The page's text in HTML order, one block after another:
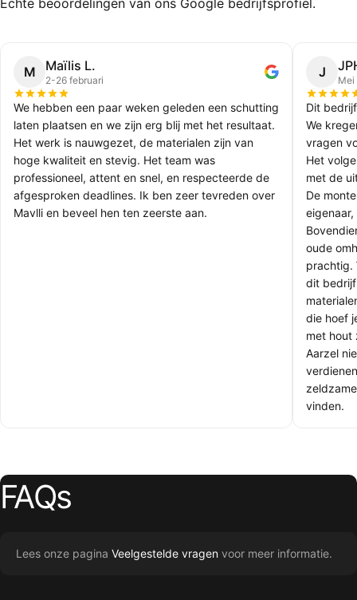
Echte beoordelingen van ons Google bedrijfsprofiel.
M Maïlis L.
2-26 februari
We hebben een paar weken geleden een schutting
laten plaatsen en we zijn erg blij met het resultaat.
Het werk is nauwgezet, de materialen zijn van
hoge kwaliteit en stevig. Het team was
professioneel, attent en snel, en respecteerde de
afgesproken deadlines. Ik ben zeer tevreden over
Mavlli en beveel hen ten zeerste aan.
J
Dit
We
vragen
Het
met de
De
oude
prachtig.
dit
die hoef
met hout
Aarzel
vinden.
FAQs
Lees onze pagina Veelgestelde vragen voor meer informatie.